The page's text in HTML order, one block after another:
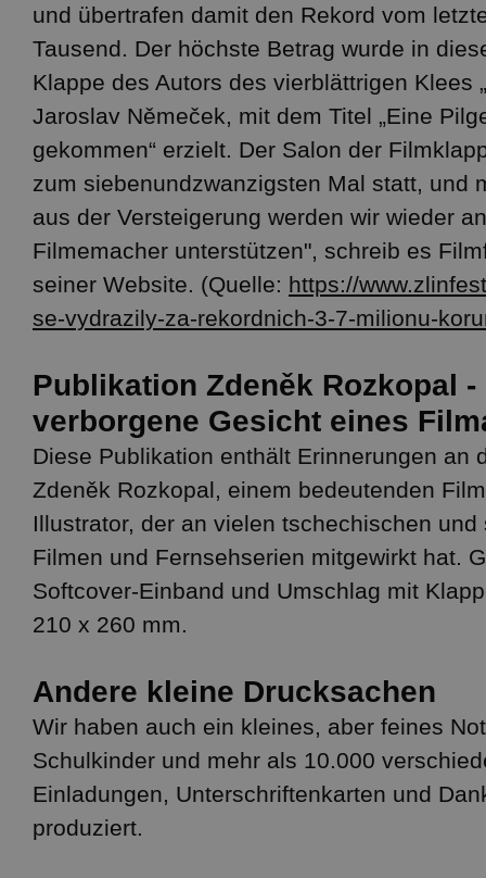
und übertrafen damit den Rekord vom
Tausend. Der höchste Betrag wurde in
Klappe des Autors des vierblättrigen Klees
Jaroslav Němeček, mit dem Titel „Eine
gekommen“ erzielt. Der Salon der
zum siebenundzwanzigsten Mal statt, und
aus der Versteigerung werden wir wieder
Filmemacher unterstützen", schreib es
seiner Website. (Quelle: https://
se-vydrazily-za-rekordnich-3-7-milionu-
Publikation Zdeněk Rozkopal -
verborgene Gesicht eines
Diese Publikation enthält Erinnerungen an
Zdeněk Rozkopal, einem bedeutenden
Illustrator, der an vielen tschechischen und
Filmen und Fernsehserien mitgewirkt hat.
Softcover-Einband und Umschlag mit
210 x 260 mm.
Andere kleine Drucksachen
Wir haben auch ein kleines, aber feines
Schulkinder und mehr als 10.000
Einladungen, Unterschriftenkarten und
produziert.